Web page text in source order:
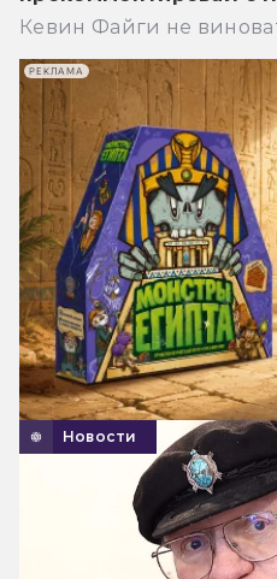
Кевин Файги не
Новости
РЕКЛАМА